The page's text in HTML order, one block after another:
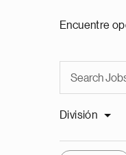
Encuentre
División